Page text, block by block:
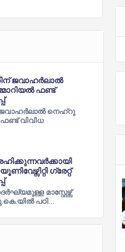
ജവാഹര്‍ലാല്‍
ഫണ്ട്
നെഹ്‌റു
വിവിധ
ഗ്രേറ്റ്
മാസ്റ്റേഴ്സ്
പഠി…